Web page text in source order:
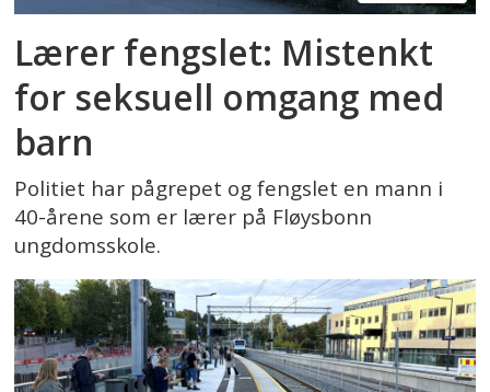
Lærer fengslet: Mistenkt
for seksuell omgang med
barn
Politiet har pågrepet og fengslet en mann i
40-årene som er lærer på Fløysbonn
ungdomsskole.